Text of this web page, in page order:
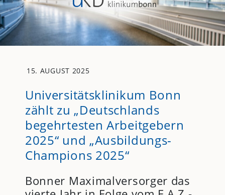
15. AUGUST 2025
Universitätsklinikum Bonn
zählt zu „Deutschlands
begehrtesten Arbeitgebern
2025“ und „Ausbildungs-
Champions 2025“
Bonner Maximalversorger das